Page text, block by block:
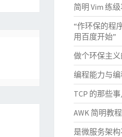
简明 Vim 练
“作环保的程
用百度开始”
做个环保主
编程能力与
TCP 的那些事
AWK 简明教程
是微服务架